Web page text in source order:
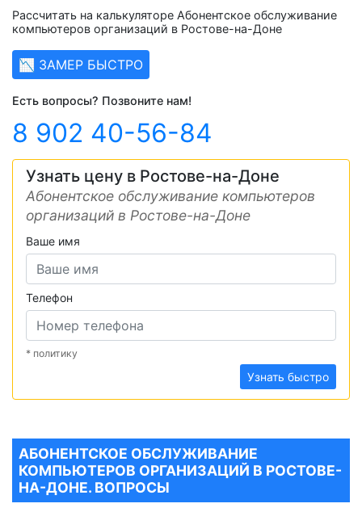
Рассчитать на калькуляторе Абонентское обслуживание
компьютеров организаций в Ростове-на-Доне
📉 ЗАМЕР БЫСТРО
Есть вопросы? Позвоните нам!
8 902 40-56-84
Узнать цену в Ростове-на-Доне
Абонентское обслуживание компьютеров
организаций в Ростове-на-Доне
Ваше имя
Телефон
* политику
Узнать быстро
АБОНЕНТСКОЕ ОБСЛУЖИВАНИЕ
КОМПЬЮТЕРОВ ОРГАНИЗАЦИЙ В РОСТОВЕ-
НА-ДОНЕ. ВОПРОСЫ